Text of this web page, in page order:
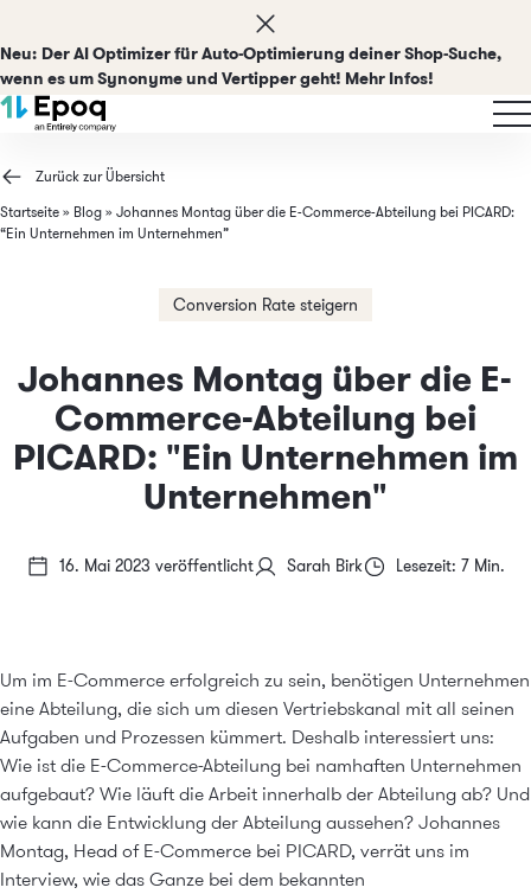
Neu: Der AI Optimizer für Auto-Optimierung deiner Shop-Suche,
wenn es um Synonyme und Vertipper geht! Mehr Infos!
Zurück zur Übersicht
Startseite » Blog » Johannes Montag über die E-Commerce-Abteilung bei PICARD:
“Ein Unternehmen im Unternehmen”
Conversion Rate steigern
Johannes Montag über die E-
Commerce-Abteilung bei
PICARD: "Ein Unternehmen im
Unternehmen"
16. Mai 2023 veröffentlicht Sarah Birk Lesezeit: 7 Min.
Um im E-Commerce erfolgreich zu sein, benötigen Unternehmen
eine Abteilung, die sich um diesen Vertriebskanal mit all seinen
Aufgaben und Prozessen kümmert. Deshalb interessiert uns:
Wie ist die E-Commerce-Abteilung bei namhaften Unternehmen
aufgebaut? Wie läuft die Arbeit innerhalb der Abteilung ab? Und
wie kann die Entwicklung der Abteilung aussehen? Johannes
Montag, Head of E-Commerce bei PICARD, verrät uns im
Interview, wie das Ganze bei dem bekannten